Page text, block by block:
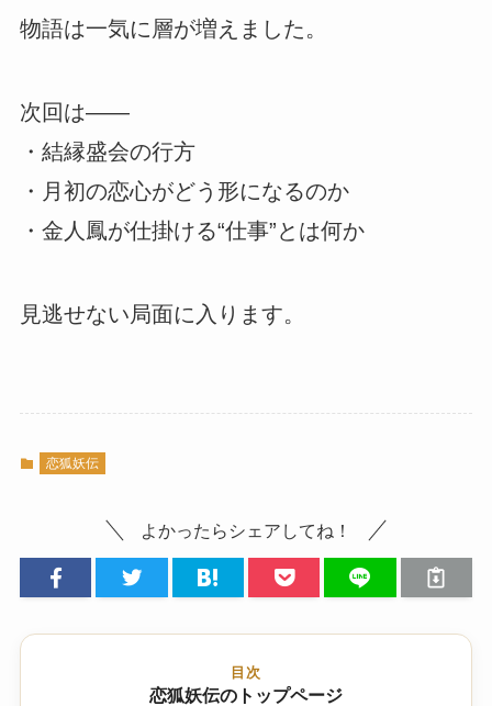
物語は一気に層が増えました。
次回は――
・結縁盛会の行方
・月初の恋心がどう形になるのか
・金人鳳が仕掛ける“仕事”とは何か
見逃せない局面に入ります。
恋狐妖伝
よかったらシェアしてね！
目次
恋狐妖伝のトップページ